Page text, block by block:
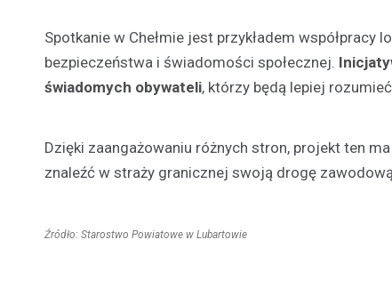
Spotkanie w Chełmie jest przykładem współpracy
bezpieczeństwa i świadomości społecznej.
świadomych obywateli, którzy będą lepiej
Dzięki zaangażowaniu różnych stron, projekt ten
znaleźć w straży granicznej swoją drogę
Źródło: Starostwo Powiatowe w Lubartowie